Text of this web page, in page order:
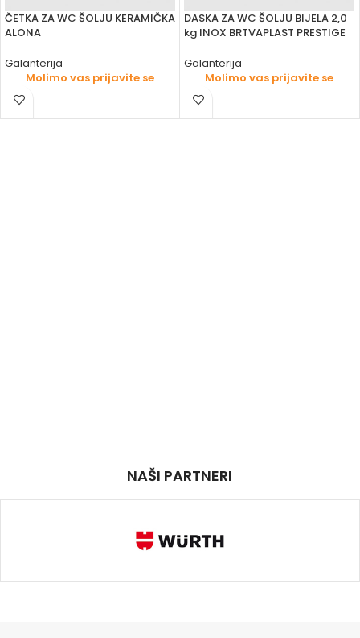
ČETKA ZA WC ŠOLJU KERAMIČKA
ALONA
Galanterija
Molimo vas prijavite se
DASKA ZA WC ŠOLJU BIJELA 2,0
kg INOX BRTVAPLAST PRESTIGE
Galanterija
Molimo vas prijavite se
NAŠI PARTNERI